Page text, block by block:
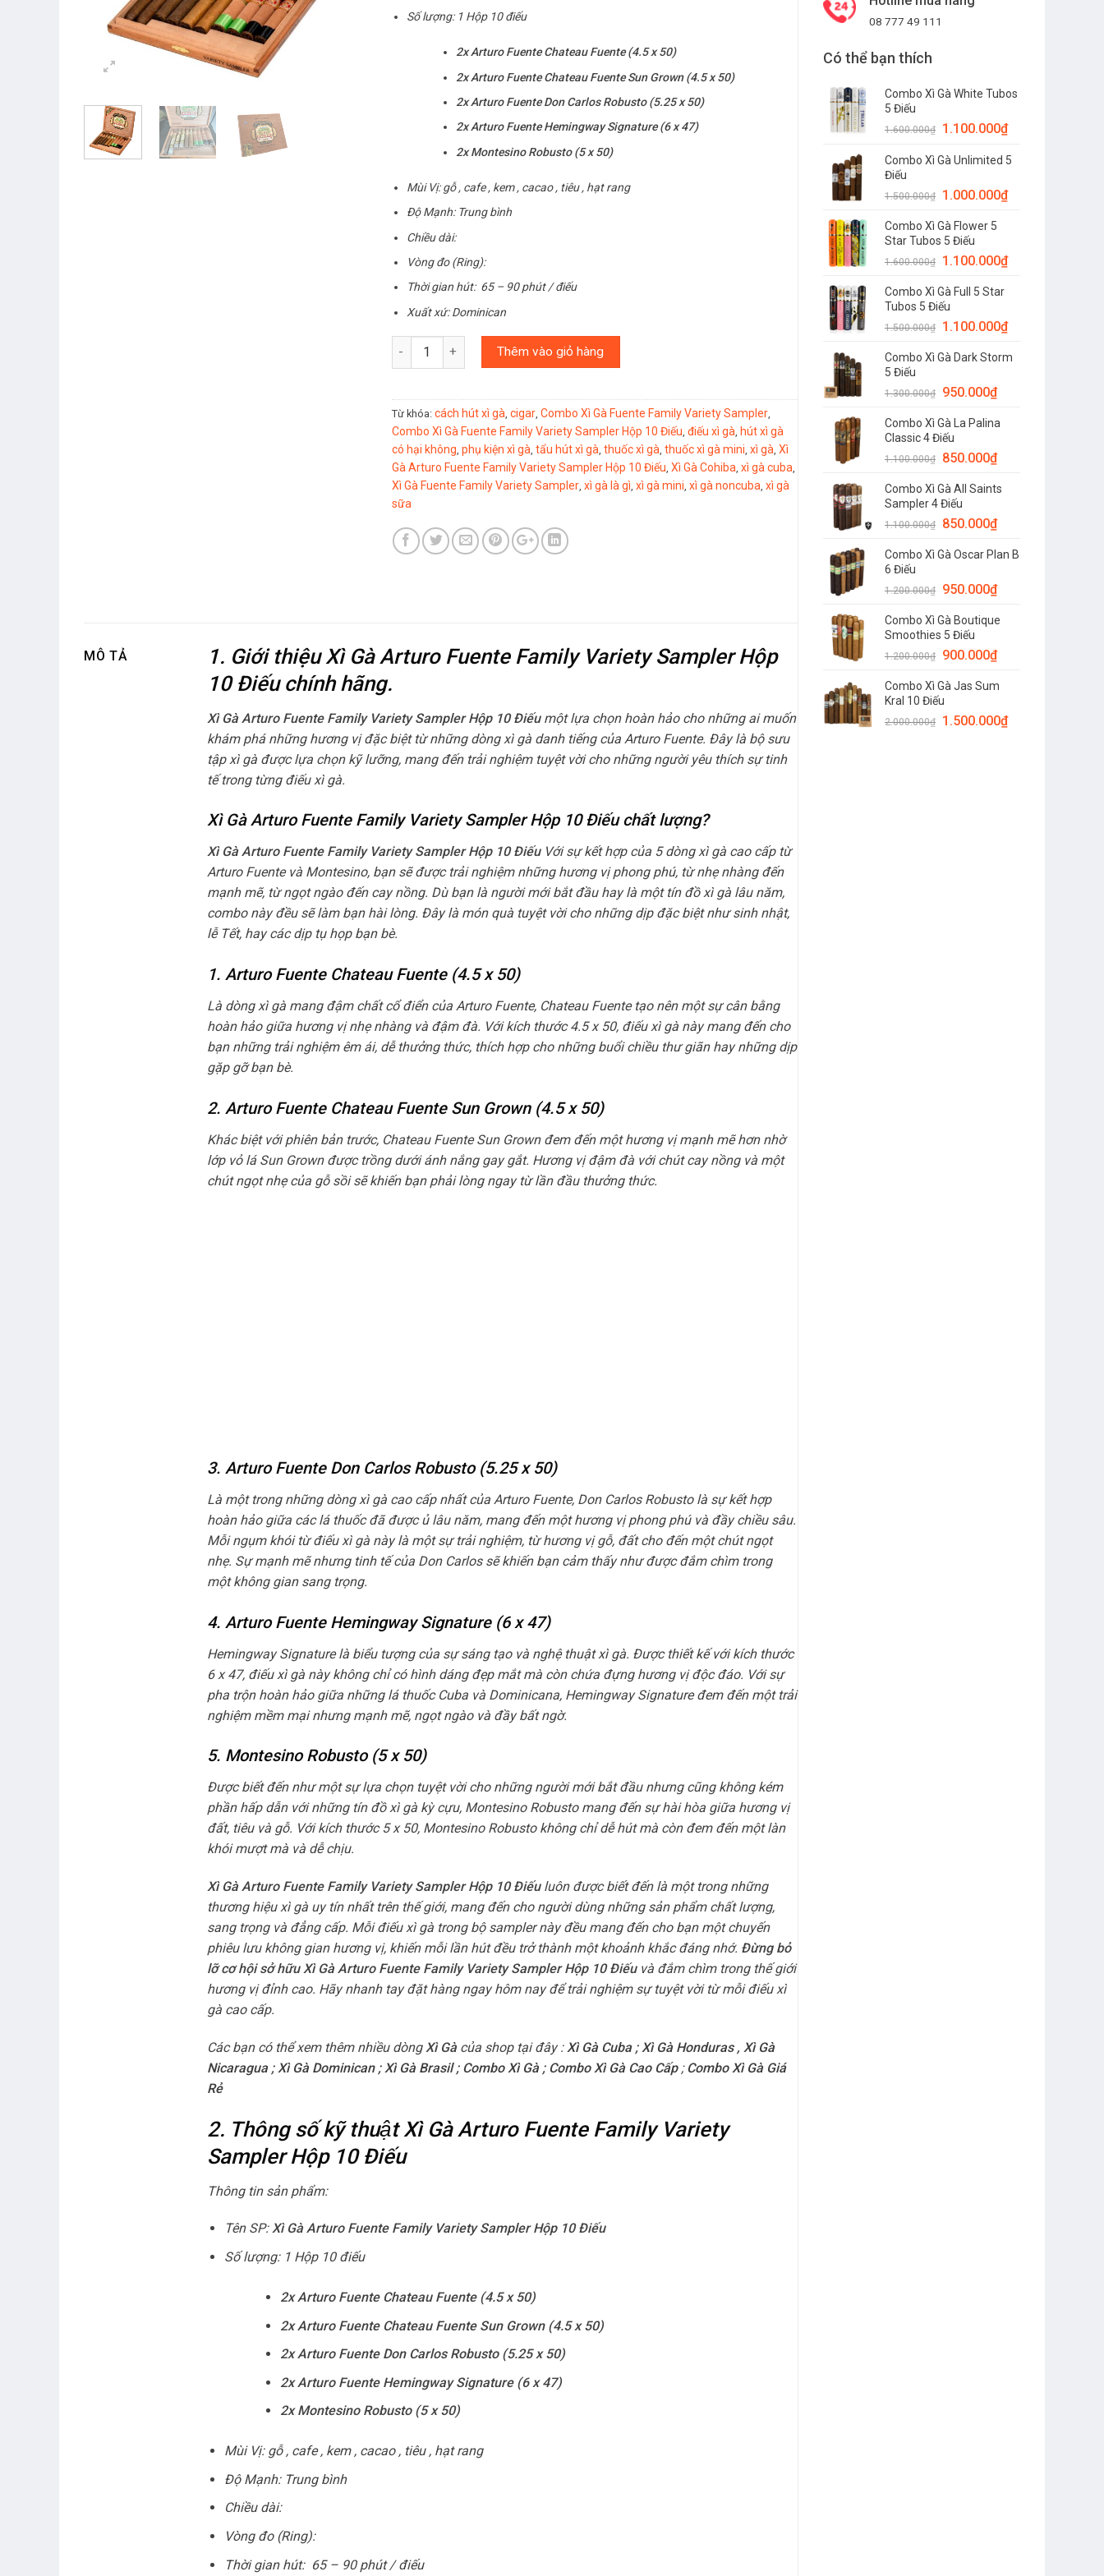
08 777 49 111
Có thể bạn thích
Combo Xì Gà White Tubos
5 Điếu
1.600.000₫ 1.100.000₫
Combo Xì Gà Unlimited 5
Điếu
1.500.000₫ 1.000.000₫
Combo Xì Gà Flower 5
Star Tubos 5 Điếu
1.600.000₫ 1.100.000₫
Combo Xì Gà Full 5 Star
Tubos 5 Điếu
1.500.000₫ 1.100.000₫
Combo Xì Gà Dark Storm
5 Điếu
1.300.000₫ 950.000₫
Combo Xì Gà La Palina
Classic 4 Điếu
1.100.000₫ 850.000₫
Combo Xì Gà All Saints
Sampler 4 Điếu
1.100.000₫ 850.000₫
Combo Xì Gà Oscar Plan B
6 Điếu
1.200.000₫ 950.000₫
Combo Xì Gà Boutique
Smoothies 5 Điếu
1.200.000₫ 900.000₫
Combo Xì Gà Jas Sum
Kral 10 Điếu
2.000.000₫ 1.500.000₫
Số lượng: 1 Hộp 10 điếu
2x Arturo Fuente Chateau Fuente (4.5 x 50)
2x Arturo Fuente Chateau Fuente Sun Grown (4.5 x 50)
2x Arturo Fuente Don Carlos Robusto (5.25 x 50)
2x Arturo Fuente Hemingway Signature (6 x 47)
2x Montesino Robusto (5 x 50)
Mùi Vị: gỗ , cafe , kem , cacao , tiêu , hạt rang
Độ Mạnh: Trung bình
Chiều dài:
Vòng đo (Ring):
Thời gian hút: 65 – 90 phút / điếu
Xuất xứ: Dominican
Số lượng Thêm vào giỏ hàng
Từ khóa: cách hút xì gà cigar, Combo Xì Gà Fuente Family Variety Sampler,
Combo Xì Gà Fuente Family Variety Sampler Hộp 10 Điếu điếu xì gà hút xì gà
có hại không phụ kiện xì gà tẩu hút xì gà thuốc xì gà thuốc xì gà mini xì gà Xì
Gà Arturo Fuente Family Variety Sampler Hộp 10 Điếu Xì Gà Cohiba xì gà cuba
Xì Gà Fuente Family Variety Sampler, xì gà là gì xì gà mini xì gà noncuba xì gà
sữa
MÔ TẢ
1. Giới thiệu Xì Gà Arturo Fuente Family Variety Sampler Hộp
10 Điếu chính hãng.
Xì Gà Arturo Fuente Family Variety Sampler Hộp 10 Điếu một lựa chọn hoàn hảo cho những ai muốn
khám phá những hương vị đặc biệt từ những dòng xì gà danh tiếng của Arturo Fuente. Đây là bộ sưu
tập xì gà được lựa chọn kỹ lưỡng, mang đến trải nghiệm tuyệt vời cho những người yêu thích sự tinh
tế trong từng điếu xì gà.
Xì Gà Arturo Fuente Family Variety Sampler Hộp 10 Điếu chất lượng?
Xì Gà Arturo Fuente Family Variety Sampler Hộp 10 Điếu Với sự kết hợp của 5 dòng xì gà cao cấp từ
Arturo Fuente và Montesino, bạn sẽ được trải nghiệm những hương vị phong phú, từ nhẹ nhàng đến
mạnh mẽ, từ ngọt ngào đến cay nồng. Dù bạn là người mới bắt đầu hay là một tín đồ xì gà lâu năm,
combo này đều sẽ làm bạn hài lòng. Đây là món quà tuyệt vời cho những dịp đặc biệt như sinh nhật,
lễ Tết, hay các dịp tụ họp bạn bè.
1. Arturo Fuente Chateau Fuente (4.5 x 50)
Là dòng xì gà mang đậm chất cổ điển của Arturo Fuente, Chateau Fuente tạo nên một sự cân bằng
hoàn hảo giữa hương vị nhẹ nhàng và đậm đà. Với kích thước 4.5 x 50, điếu xì gà này mang đến cho
bạn những trải nghiệm êm ái, dễ thưởng thức, thích hợp cho những buổi chiều thư giãn hay những dịp
gặp gỡ bạn bè.
2. Arturo Fuente Chateau Fuente Sun Grown (4.5 x 50)
Khác biệt với phiên bản trước, Chateau Fuente Sun Grown đem đến một hương vị mạnh mẽ hơn nhờ
lớp vỏ lá Sun Grown được trồng dưới ánh nắng gay gắt. Hương vị đậm đà với chút cay nồng và một
chút ngọt nhẹ của gỗ sồi sẽ khiến bạn phải lòng ngay từ lần đầu thưởng thức.
3. Arturo Fuente Don Carlos Robusto (5.25 x 50)
Là một trong những dòng xì gà cao cấp nhất của Arturo Fuente, Don Carlos Robusto là sự kết hợp
hoàn hảo giữa các lá thuốc đã được ủ lâu năm, mang đến một hương vị phong phú và đầy chiều sâu.
Mỗi ngụm khói từ điếu xì gà này là một sự trải nghiệm, từ hương vị gỗ, đất cho đến một chút ngọt
nhẹ. Sự mạnh mẽ nhưng tinh tế của Don Carlos sẽ khiến bạn cảm thấy như được đắm chìm trong
một không gian sang trọng.
4. Arturo Fuente Hemingway Signature (6 x 47)
Hemingway Signature là biểu tượng của sự sáng tạo và nghệ thuật xì gà. Được thiết kế với kích thước
6 x 47, điếu xì gà này không chỉ có hình dáng đẹp mắt mà còn chứa đựng hương vị độc đáo. Với sự
pha trộn hoàn hảo giữa những lá thuốc Cuba và Dominicana, Hemingway Signature đem đến một trải
nghiệm mềm mại nhưng mạnh mẽ, ngọt ngào và đầy bất ngờ.
5. Montesino Robusto (5 x 50)
Được biết đến như một sự lựa chọn tuyệt vời cho những người mới bắt đầu nhưng cũng không kém
phần hấp dẫn với những tín đồ xì gà kỳ cựu, Montesino Robusto mang đến sự hài hòa giữa hương vị
đất, tiêu và gỗ. Với kích thước 5 x 50, Montesino Robusto không chỉ dễ hút mà còn đem đến một làn
khói mượt mà và dễ chịu.
Xì Gà Arturo Fuente Family Variety Sampler Hộp 10 Điếu luôn được biết đến là một trong những
thương hiệu xì gà uy tín nhất trên thế giới, mang đến cho người dùng những sản phẩm chất lượng,
sang trọng và đẳng cấp. Mỗi điếu xì gà trong bộ sampler này đều mang đến cho bạn một chuyến
phiêu lưu không gian hương vị, khiến mỗi lần hút đều trở thành một khoảnh khắc đáng nhớ. Đừng bỏ
lỡ cơ hội sở hữu Xì Gà Arturo Fuente Family Variety Sampler Hộp 10 Điếuvà đắm chìm trong thế giới
hương vị đỉnh cao. Hãy nhanh tay đặt hàng ngay hôm nay để trải nghiệm sự tuyệt vời từ mỗi điếu xì
gà cao cấp.
Các bạn có thể xem thêm nhiều dòngXì Gàcủa shop tại đây :Xì Gà Cuba;Xì Gà Honduras, Xì Gà
Nicaragua;Xì Gà Dominican;Xì Gà Brasil; Combo Xì Gà; Combo Xì Gà Cao Cấp;Combo Xì Gà Giá
Rẻ
2. Thông số kỹ thuật Xì Gà Arturo Fuente Family Variety
Sampler Hộp 10 Điếu
Thông tin sản phẩm:
Tên SP:Xì Gà Arturo Fuente Family Variety Sampler Hộp 10 Điếu
Số lượng: 1 Hộp 10 điếu
2x Arturo Fuente Chateau Fuente (4.5 x 50)
2x Arturo Fuente Chateau Fuente Sun Grown (4.5 x 50)
2x Arturo Fuente Don Carlos Robusto (5.25 x 50)
2x Arturo Fuente Hemingway Signature (6 x 47)
2x Montesino Robusto (5 x 50)
Mùi Vị: gỗ , cafe , kem , cacao , tiêu , hạt rang
Độ Mạnh: Trung bình
Chiều dài:
Vòng đo (Ring):
Thời gian hút: 65 – 90 phút / điếu